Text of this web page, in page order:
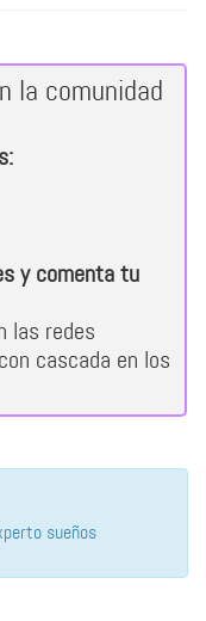
la comunidad
y comenta tu
las redes
cascada en los
sueños